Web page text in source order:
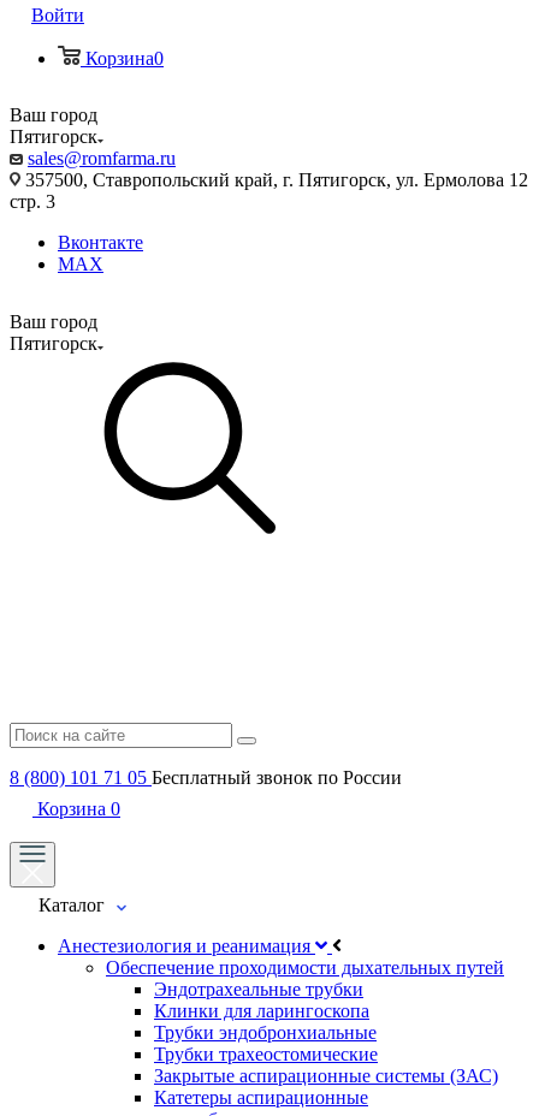
Войти
Корзина0
Ваш город
Пятигорск
sales@romfarma.ru
357500, Ставропольский край, г. Пятигорск, ул. Ермолова 12
стр. 3
Вконтакте
MAX
Ваш город
Пятигорск
8 (800) 101 71 05 Бесплатный звонок по России
Корзина 0
Каталог
Анестезиология и реанимация
Обеспечение проходимости дыхательных путей
Эндотрахеальные трубки
Клинки для ларингоскопа
Трубки эндобронхиальные
Трубки трахеостомические
Закрытые аспирационные системы (ЗАС)
Катетеры аспирационные